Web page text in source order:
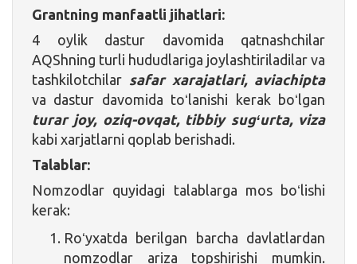
Grantning manfaatli jihatlari:
4 oylik dastur davomida qatnashchilar
AQShning turli hududlariga joylashtiriladilar va
tashkilotchilar safar xarajatlari, aviachipta
va dastur davomida toʻlanishi kerak boʻlgan
turar joy, oziq-ovqat, tibbiy sugʻurta, viza
kabi xarjatlarni qoplab berishadi.
Talablar:
Nomzodlar quyidagi talablarga mos boʻlishi
kerak:
Roʻyxatda berilgan barcha davlatlardan
nomzodlar ariza topshirishi mumkin.